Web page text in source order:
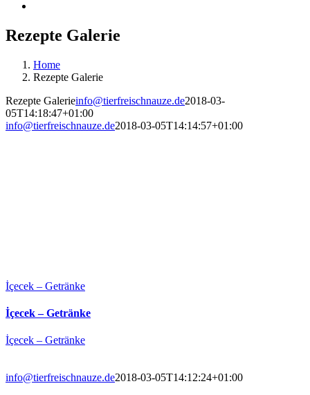
Rezepte Galerie
Home
Rezepte Galerie
Rezepte Galerieinfo@tierfreischnauze.de2018-03-
05T14:18:47+01:00
info@tierfreischnauze.de2018-03-05T14:14:57+01:00
İçecek – Getränke
İçecek – Getränke
İçecek – Getränke
info@tierfreischnauze.de2018-03-05T14:12:24+01:00